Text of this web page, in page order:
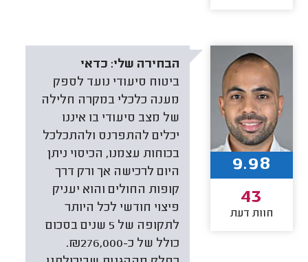
הבחירה שלי: כדאי
ביטוח סיעודי נועד לספק
מענה כלכלי במקרה חלילה
של מצב סיעודי בו איננו
יכלים להתפרנס ולהתכלכל
בכוחות עצמנו, הכיסוי ניתן
היום לרכישה אך ורק דרך
קופות החולים והוא יעניק
פיצוי חודשי לכל היותר
לתקופה של 5 שנים בסכום
כולל של כ-276,000&.
9.98
43
חוות דעת